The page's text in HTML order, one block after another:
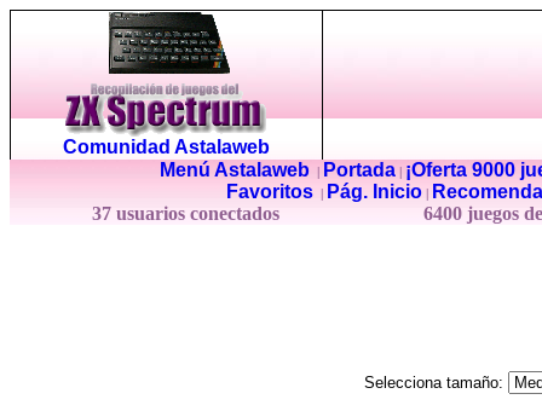
Comunidad Astalaweb
Menú Astalaweb| Portada|
¡Oferta 9000
Favoritos
Pág. Inicio
37 usuarios conectados
6400 juegos
Selecciona tamaño: